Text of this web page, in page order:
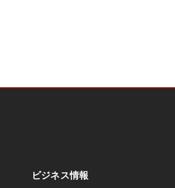
ビジネス情報